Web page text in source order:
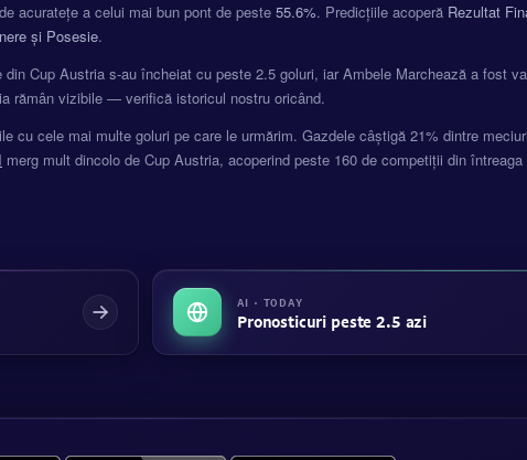
acuratețe a celui mai bun pont de peste 55.6%. Predicțiile acoperă Rezultat
și Posesie.
din Cup Austria s-au încheiat cu peste 2.5 goluri, iar Ambele Marchează a fost
rămân vizibile — verifică istoricul nostru oricând.
cu cele mai multe goluri pe care le urmărim. Gazdele câștigă 21% dintre
merg mult dincolo de Cup Austria, acoperind peste 160 de competiții din întreaga
AI · TODAY
Pronosticuri peste 2.5 azi